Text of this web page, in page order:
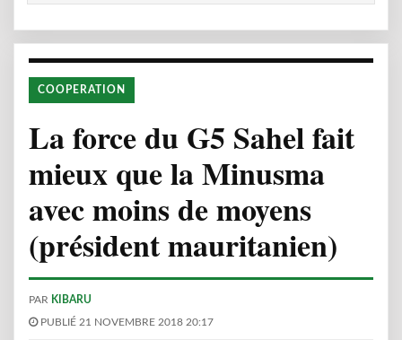
COOPERATION
La force du G5 Sahel fait
mieux que la Minusma
avec moins de moyens
(président mauritanien)
PAR KIBARU
PUBLIÉ 21 NOVEMBRE 2018 20:17